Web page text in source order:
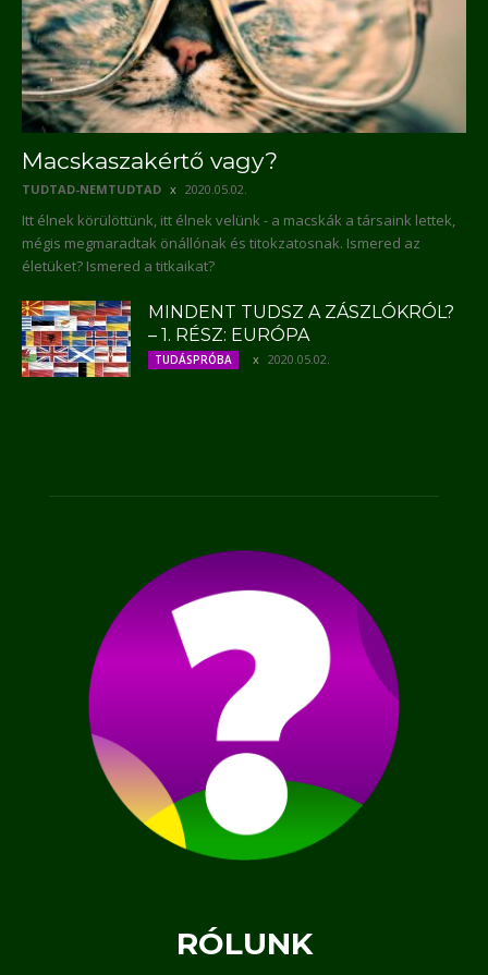
Macskaszakértő vagy?
TUDTAD-NEMTUDTAD 2020.05.02.
Itt élnek körülöttünk, itt élnek velünk - a macskák a társaink lettek,
mégis megmaradtak önállónak és titokzatosnak. Ismered az
életüket? Ismered a titkaikat?
MINDENT TUDSZ A ZÁSZLÓKRÓL?
– 1. RÉSZ: EURÓPA
TUDÁSPRÓBA 2020.05.02.
RÓLUNK